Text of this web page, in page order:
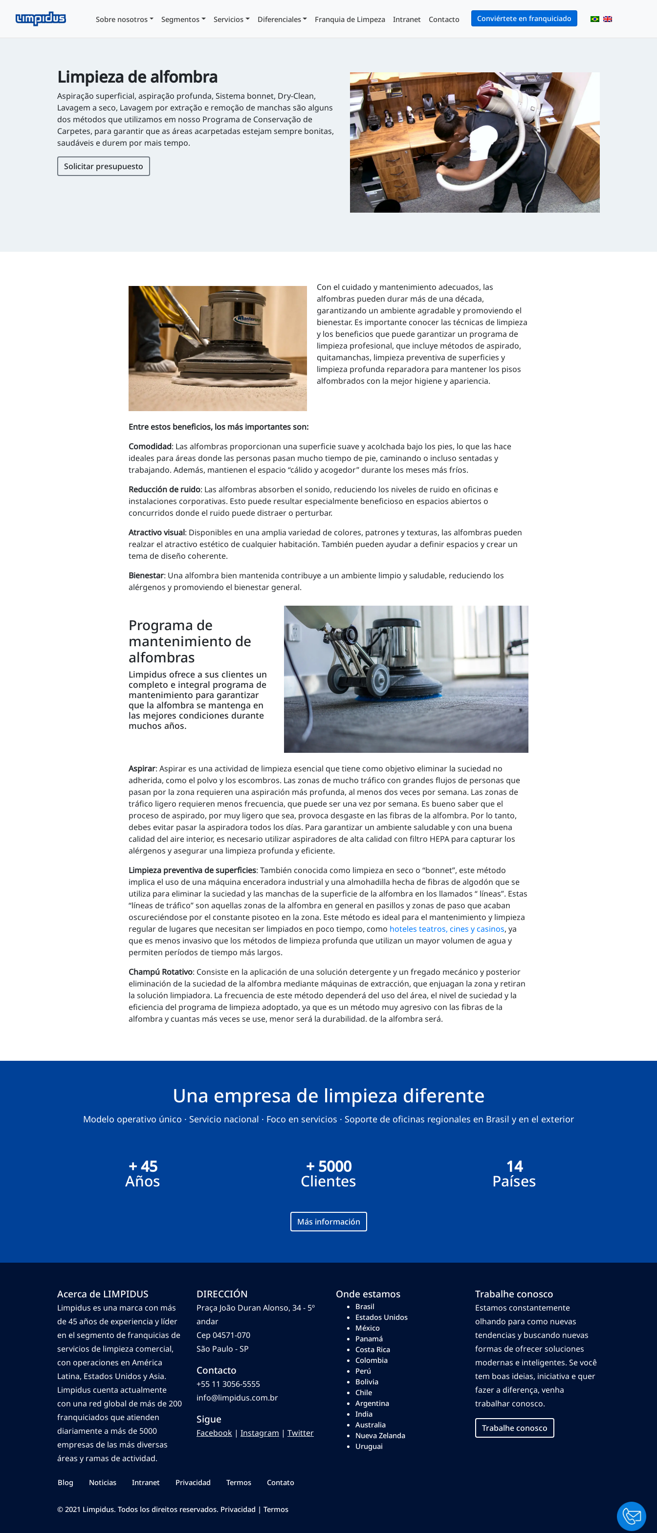
Sobre nosotros Segmentos Servicios Diferenciales Franquia de Limpeza Intranet Contacto Conviértete en franquiciado
Limpieza de alfombra
Aspiração superficial, aspiração profunda, Sistema bonnet, Dry-Clean,
Lavagem a seco, Lavagem por extração e remoção de manchas são alguns
dos métodos que utilizamos em nosso Programa de Conservação de
Carpetes, para garantir que as áreas acarpetadas estejam sempre bonitas,
saudáveis e durem por mais tempo.
Solicitar presupuesto
Con el cuidado y mantenimiento adecuados, las
alfombras pueden durar más de una década,
garantizando un ambiente agradable y promoviendo el
bienestar. Es importante conocer las técnicas de limpieza
y los beneficios que puede garantizar un programa de
limpieza profesional, que incluye métodos de aspirado,
quitamanchas, limpieza preventiva de superficies y
limpieza profunda reparadora para mantener los pisos
alfombrados con la mejor higiene y apariencia.
Entre estos beneficios, los más importantes son:
Comodidad: Las alfombras proporcionan una superficie suave y acolchada bajo los pies, lo que las hace
ideales para áreas donde las personas pasan mucho tiempo de pie, caminando o incluso sentadas y
trabajando. Además, mantienen el espacio “cálido y acogedor” durante los meses más fríos.
Reducción de ruido: Las alfombras absorben el sonido, reduciendo los niveles de ruido en oficinas e
instalaciones corporativas. Esto puede resultar especialmente beneficioso en espacios abiertos o
concurridos donde el ruido puede distraer o perturbar.
Atractivo visual: Disponibles en una amplia variedad de colores, patrones y texturas, las alfombras pueden
realzar el atractivo estético de cualquier habitación. También pueden ayudar a definir espacios y crear un
tema de diseño coherente.
Bienestar: Una alfombra bien mantenida contribuye a un ambiente limpio y saludable, reduciendo los
alérgenos y promoviendo el bienestar general.
Programa de
mantenimiento de
alfombras
Limpidus ofrece a sus clientes un
completo e integral programa de
mantenimiento para garantizar
que la alfombra se mantenga en
las mejores condiciones durante
muchos años.
Aspirar: Aspirar es una actividad de limpieza esencial que tiene como objetivo eliminar la suciedad no
adherida, como el polvo y los escombros. Las zonas de mucho tráfico con grandes flujos de personas que
pasan por la zona requieren una aspiración más profunda, al menos dos veces por semana. Las zonas de
tráfico ligero requieren menos frecuencia, que puede ser una vez por semana. Es bueno saber que el
proceso de aspirado, por muy ligero que sea, provoca desgaste en las fibras de la alfombra. Por lo tanto,
debes evitar pasar la aspiradora todos los días. Para garantizar un ambiente saludable y con una buena
calidad del aire interior, es necesario utilizar aspiradores de alta calidad con filtro HEPA para capturar los
alérgenos y asegurar una limpieza profunda y eficiente.
Limpieza preventiva de superficies: También conocida como limpieza en seco o “bonnet”, este método
implica el uso de una máquina enceradora industrial y una almohadilla hecha de fibras de algodón que se
utiliza para eliminar la suciedad y las manchas de la superficie de la alfombra en los llamados “ líneas”. Estas
“líneas de tráfico” son aquellas zonas de la alfombra en general en pasillos y zonas de paso que acaban
oscureciéndose por el constante pisoteo en la zona. Este método es ideal para el mantenimiento y limpieza
regular de lugares que necesitan ser limpiados en poco tiempo, como hoteles teatros, cines y casinos, ya
que es menos invasivo que los métodos de limpieza profunda que utilizan un mayor volumen de agua y
permiten períodos de tiempo más largos.
Champú Rotativo: Consiste en la aplicación de una solución detergente y un fregado mecánico y posterior
eliminación de la suciedad de la alfombra mediante máquinas de extracción, que enjuagan la zona y retiran
la solución limpiadora. La frecuencia de este método dependerá del uso del área, el nivel de suciedad y la
eficiencia del programa de limpieza adoptado, ya que es un método muy agresivo con las fibras de la
alfombra y cuantas más veces se use, menor será la durabilidad. de la alfombra será.
Una empresa de limpieza diferente
Modelo operativo único · Servicio nacional · Foco en servicios · Soporte de oficinas regionales en Brasil y en el exterior
+ 45
Años
+ 5000
Clientes
14
Países
Más información
Acerca de LIMPIDUS
Limpidus es una marca con más
de 45 años de experiencia y líder
en el segmento de franquicias de
servicios de limpieza comercial,
con operaciones en América
Latina, Estados Unidos y Asia.
Limpidus cuenta actualmente
con una red global de más de 200
franquiciados que atienden
diariamente a más de 5000
empresas de las más diversas
áreas y ramas de actividad.
DIRECCIÓN
Praça João Duran Alonso, 34 - 5º
andar
Cep 04571-070
São Paulo - SP
Contacto
+55 11 3056-5555
info@limpidus.com.br
Sigue
Facebook | Instagram | Twitter
Onde estamos
Brasil
Estados Unidos
México
Panamá
Costa Rica
Colombia
Perú
Bolivia
Chile
Argentina
India
Australia
Nueva Zelanda
Uruguai
Trabalhe conosco
Estamos constantemente
olhando para como nuevas
tendencias y buscando nuevas
formas de ofrecer soluciones
modernas e inteligentes. Se você
tem boas ideias, iniciativa e quer
fazer a diferença, venha
trabalhar conosco.
Trabalhe conosco
Blog Noticias Intranet Privacidad Termos Contato
© 2021 Limpidus. Todos los direitos reservados. Privacidad | Termos